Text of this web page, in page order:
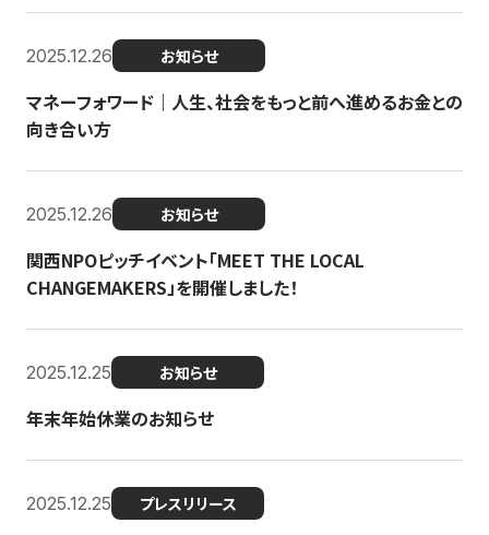
2025.12.26 お知らせ
マネーフォワード｜人生、社会をもっと前へ進めるお金との
向き合い方
2025.12.26 お知らせ
関西NPOピッチイベント「MEET THE LOCAL
CHANGEMAKERS」を開催しました！
2025.12.25 お知らせ
年末年始休業のお知らせ
2025.12.25 プレスリリース